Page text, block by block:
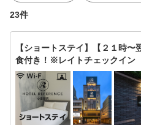
23件
【ショートステイ】【２１時
食付き！※レイトチェックイン